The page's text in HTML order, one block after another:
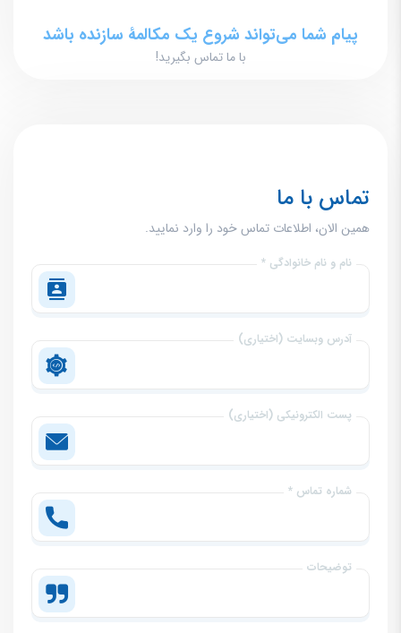
پیام شما می‌تواند شروع یک مکالمۀ سازنده باشد
با ما تماس بگیرید!
تماس با ما
همین الان، اطلاعات تماس خود را وارد نمایید.
نام و نام خانوادگی *
آدرس وبسایت (اختیاری)
پست الکترونیکی (اختیاری)
شماره تماس *
توضیحات